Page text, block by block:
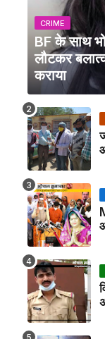
CRIME
BF के साथ
लौटकर
कराया